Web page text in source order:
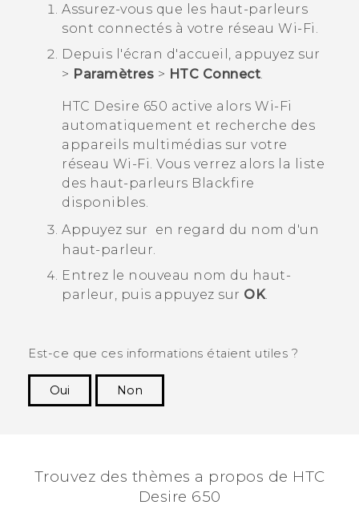
Assurez-vous que les haut-parleurs
sont connectés à votre réseau Wi‍-Fi .
Depuis l'écran d'accueil , appuyez sur
> Paramètres > HTC Connect.
HTC Desire 650 active alors Wi‍-Fi
automatiquement et recherche des
appareils multimédias sur votre
réseau Wi‍-Fi. Vous verrez alors la liste
des haut-parleurs Blackfire
disponibles.
Appuyez sur
en regard du nom d'un
haut-parleur.
Entrez le nouveau nom du haut-
parleur, puis appuyez sur OK.
Est-ce que ces informations étaient utiles ?
Oui
Non
Trouvez des thèmes a propos de HTC
Desire 650